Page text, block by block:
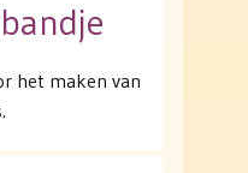
het maken van